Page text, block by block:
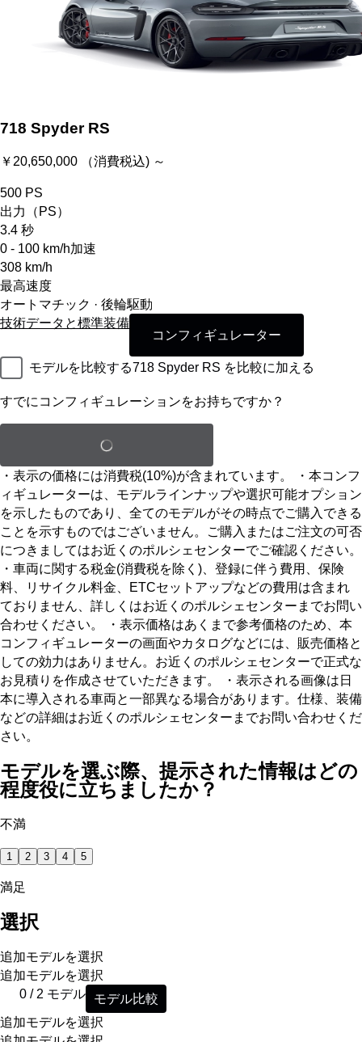
718 Spyder RS
￥20,650,000 （消費税込) ～
500 PS
出力（PS）
3.4 秒
0 - 100 km/h加速
308 km/h
最高速度
オートマチック · 後輪駆動
技術データと標準装備
コンフィギュレーター
モデルを比較する718 Spyder RS を比較に加える
すでにコンフィギュレーションをお持ちですか？
保存された設定をロードする
・表示の価格には消費税(10%)が含まれています。 ・本コンフ
ィギュレーターは、モデルラインナップや選択可能オプション
を示したものであり、全てのモデルがその時点でご購入できる
ことを示すものではございません。ご購入またはご注文の可否
につきましてはお近くのポルシェセンターでご確認ください。
・車両に関する税金(消費税を除く)、登録に伴う費用、保険
料、リサイクル料金、ETCセットアップなどの費用は含まれ
ておりません、詳しくはお近くのポルシェセンターまでお問い
合わせください。 ・表示価格はあくまで参考価格のため、本
コンフィギュレーターの画面やカタログなどには、販売価格と
しての効力はありません。お近くのポルシェセンターで正式な
お見積りを作成させていただきます。 ・表示される画像は日
本に導入される車両と一部異なる場合があります。仕様、装備
などの詳細はお近くのポルシェセンターまでお問い合わせくだ
さい。
モデルを選ぶ際、提示された情報はどの
程度役に立ちましたか？
不満
1 2 3 4 5
満足
選択
追加モデルを選択
追加モデルを選択
0 / 2 モデル
モデル比較
追加モデルを選択